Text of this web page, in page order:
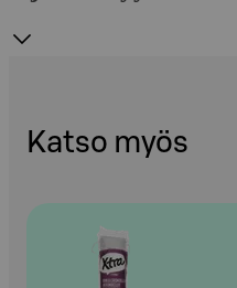
Katso myös